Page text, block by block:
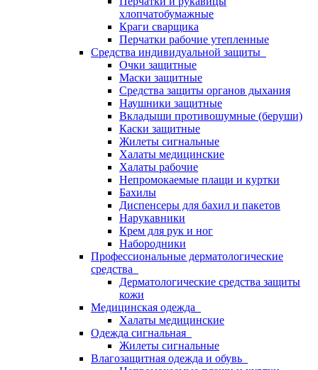
хлопчатобумажные
Краги сварщика
Перчатки рабочие утепленные
Средства индивидуальной защиты
Очки защитные
Маски защитные
Средства защиты органов дыхания
Наушники защитные
Вкладыши противошумные (беруши)
Каски защитные
Жилеты сигнальные
Халаты медицинские
Халаты рабочие
Непромокаемые плащи и куртки
Бахилы
Диспенсеры для бахил и пакетов
Нарукавники
Крем для рук и ног
Набородники
Профессиональные дерматологические
средства
Дерматологические средства защиты
кожи
Медицинская одежда
Халаты медицинские
Одежда сигнальная
Жилеты сигнальные
Влагозащитная одежда и обувь